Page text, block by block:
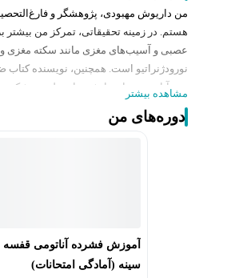
من داریوش مهبودی، پژوهشگر و
هستم. در زمینه تحقیقاتی، تمرکز من بیشتر
عصبی و آسیب‌های مغزی مانند سکته مغزی و
نورودژنراتیو است. همچنین، نویسنده کتاب
نوروآناتومی برای دانشجویان علوم پزشکی
تازگی منتشر شده است. در این کتاب، به
کاربردی ساختارهای عصبی و ارتباطات آن‌ها
خسته‌کننده می‌شود. هدف من از برگزاری این
کردن روند آمادگی برای امتحانات است. به
پیچیده و دشوار، سعی می‌کنم مطالب را به
مشاهده بیشتر
دوره‌های من
آموزش فشرده آناتومی قفسه
سینه (آمادگی امتحانات)